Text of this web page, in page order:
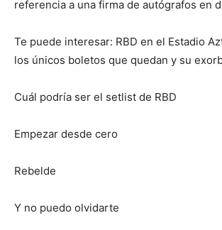
referencia a una firma de autógrafos en
Te puede interesar: RBD en el Estadio
los únicos boletos que quedan y su
Cuál podría ser el setlist de RBD
Empezar desde cero
Rebelde
Y no puedo olvidarte